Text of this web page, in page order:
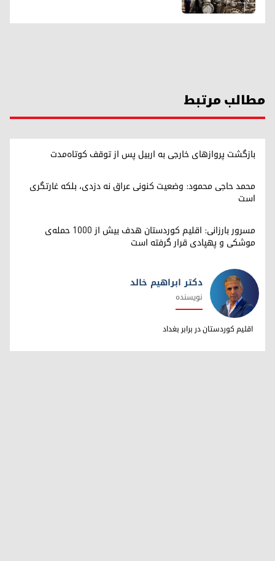
مطالب مرتبط
بازگشت پروازهای خارجی به اربیل پس از توقف کوتاه‌مدت
محمد حاجی محمود: وضعیت کنونی عراق نه دزدی، بلکه غارتگری
است
مسرور بارزانی: اقلیم کوردستان هدف بیش از ۱۰۰۰ حمله‌ی
موشکی و پهپادی قرار گرفته است
دکتر ابراهیم خالد
دکتر ابراهیم خالد
نویسنده
اقلیم کوردستان در برابر بغداد